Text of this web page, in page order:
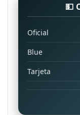
💵
Oficial
Blue
Tarjeta